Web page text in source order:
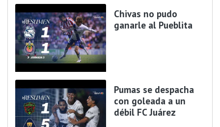
Chivas no pudo
ganarle al Pueblita
Pumas se despacha
con goleada a un
débil FC Juárez